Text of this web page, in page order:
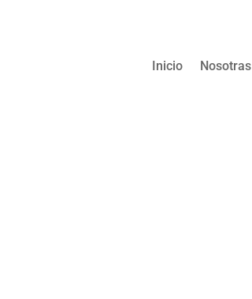
Inicio Nosotras